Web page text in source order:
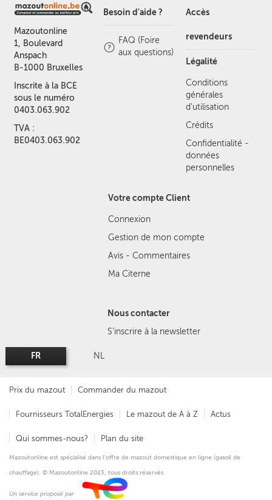
Mazoutonline
1, Boulevard
Anspach
B-1000 Bruxelles
Inscrite à la BCE
sous le numéro
0403.063.902
TVA :
BE0403.063.902
Besoin d'aide ?
FAQ (Foire
aux questions)
Accès
revendeurs
Légalité
Conditions
générales
d'utilisation
Crédits
Confidentialité -
données
personnelles
Votre compte Client
Connexion
Gestion de mon compte
Avis - Commentaires
Ma Citerne
Nous contacter
S'inscrire à la newsletter
FR NL
Prix du mazout Commander du mazout
Fournisseurs TotalEnergies Le mazout de A à Z Actus
Qui sommes-nous? Plan du site
Un service proposé par
Mazoutonline est spécialisé dans l'offre de mazout domestique en ligne (gasoil de
chauffage). © Mazoutonline 2023, tous droits réservés